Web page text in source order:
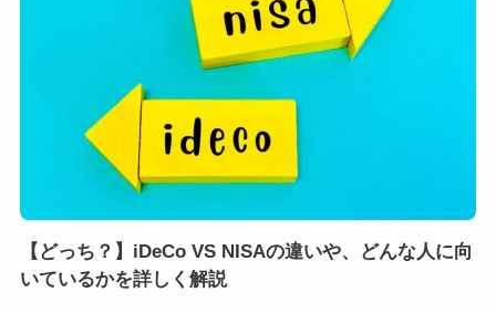
【どっち？】iDeCo VS NISAの違いや、どんな人に向
いているかを詳しく解説